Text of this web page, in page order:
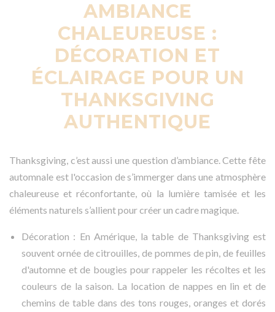
AMBIANCE
CHALEUREUSE :
DÉCORATION ET
ÉCLAIRAGE POUR UN
THANKSGIVING
AUTHENTIQUE
Thanksgiving, c’est aussi une question d’ambiance. Cette fête
automnale est l'occasion de s’immerger dans une atmosphère
chaleureuse et réconfortante, où la lumière tamisée et les
éléments naturels s’allient pour créer un cadre magique.
Décoration : En Amérique, la table de Thanksgiving est
souvent ornée de citrouilles, de pommes de pin, de feuilles
d'automne et de bougies pour rappeler les récoltes et les
couleurs de la saison. La location de nappes en lin et de
chemins de table dans des tons rouges, oranges et dorés